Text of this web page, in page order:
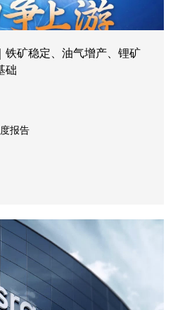
铁矿稳定、油气增产、锂矿
础
报告